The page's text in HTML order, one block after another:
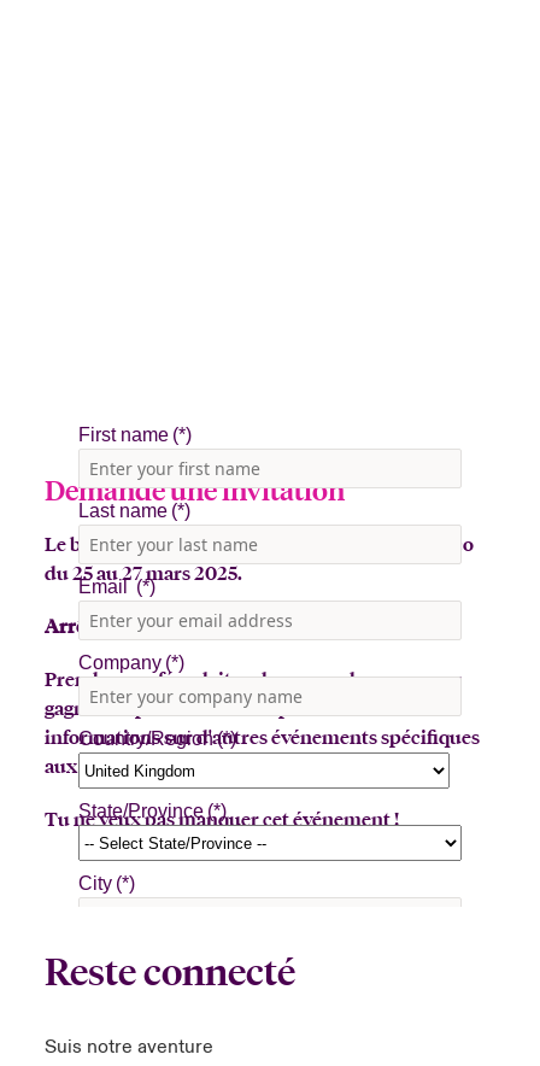
Demande une invitation
Le bus des quilles de Beazley sera à San Francisco
du 25 au 27 mars 2025.
Arrêt pop-up : Mercredi 26 mars, de 11 h à 15 h.
Prends un café au lait ou lance un chapeau pour
gagner un prix ! Inscris-toi pour recevoir des
informations sur d'autres événements spécifiques
aux courtiers.
Tu ne veux pas manquer cet événement !
Reste connecté
Suis notre aventure